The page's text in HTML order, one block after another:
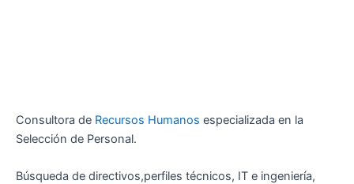
Consultora de Recursos Humanos especializada en la
Selección de Personal.
Búsqueda de directivos,perfiles técnicos, IT e ingeniería,